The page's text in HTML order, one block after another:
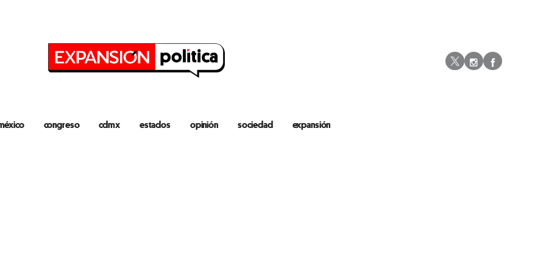
Instagram
congreso cdmx estados opinión sociedad expansión